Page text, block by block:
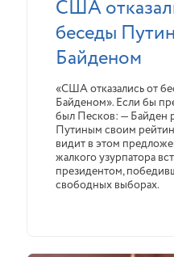
США
беседы
Байденом
«США отказались от
Байденом». Если бы
был Песков: — Байден
Путиным своим
видит в этом
жалкого узурпатора
президентом,
свободных выборах.